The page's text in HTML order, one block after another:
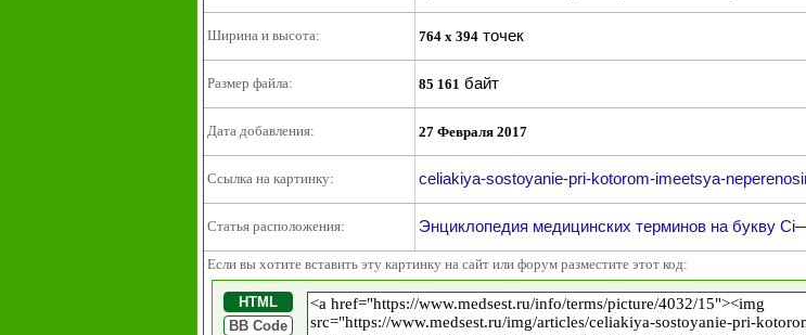
Ширина и высота: 764 x 394 точек
Размер файла: 85 161 байт
Дата добавления: 27 Февраля 2017
Ссылка на картинку: celiakiya-sostoyanie-pri-kotorom-imeetsya-
Статья расположения: Энциклопедия медицинских терминов на букву
Если вы хотите вставить эту картинку на сайт или форум разместите этот код:
HTML
BB Code